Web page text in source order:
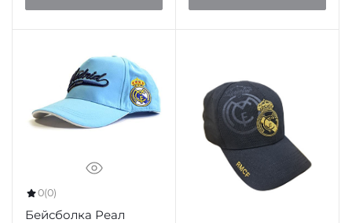
0(0)
Бейсболка Реал